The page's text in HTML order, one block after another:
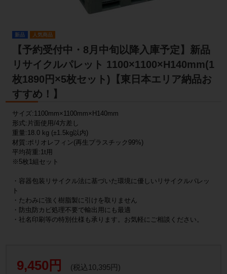
新品 人気商品
【予約受付中・8月中旬以降入庫予定】新品
リサイクルパレット 1100×1100×H140mm(1
枚1890円×5枚セット)【東日本エリア納品お
すすめ！】
サイズ:1100mm×1100mm×H140mm
形式:片面使用/4方差し
重量:18.0 kg (±1.5kg以内)
材質:ポリオレフィン(再生プラスチック99%)
平均荷重:1t用
※5枚1組セット
・容器包装リサイクル法に基づいた環境に優しいリサイクルパレッ
ト
・たわみに強く樹脂製に引けを取りません
・防虫防カビ処理不要で輸出用にも最適
・社名印刷等の特別仕様も承ります。お気軽にご相談ください。
9,450円 (税込10,395円)